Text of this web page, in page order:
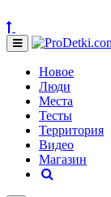
Новое
Люди
Места
Тесты
Территория
Видео
Магазин